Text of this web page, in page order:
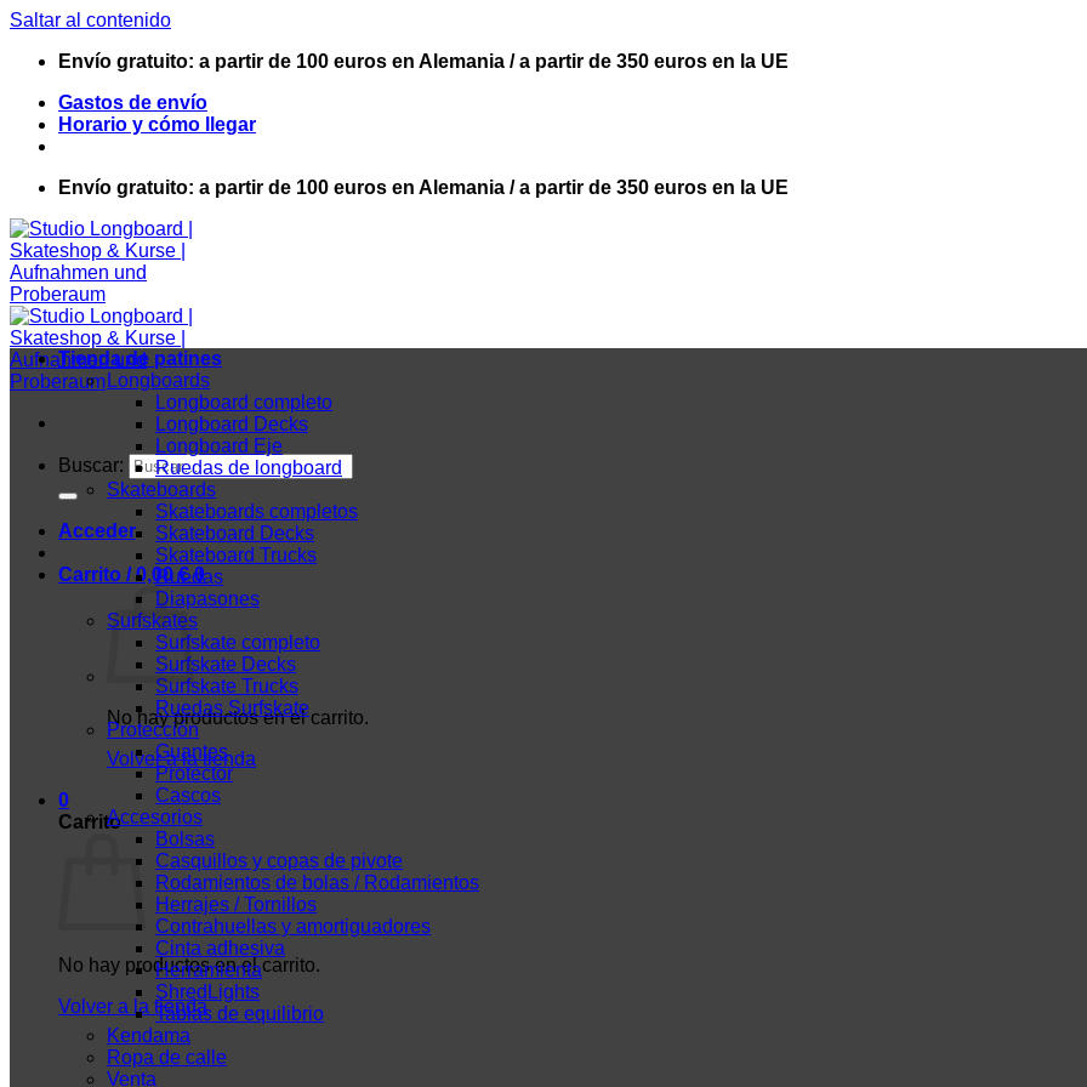
Saltar al contenido
Envío gratuito: a partir de 100 euros en Alemania / a partir de 350 euros en la UE
Gastos de envío
Horario y cómo llegar
Envío gratuito: a partir de 100 euros en Alemania / a partir de 350 euros en la UE
Buscar:
Acceder
Carrito /0,00€ 0
No hay productos en el carrito.
Volver a la tienda
0
Carrito
No hay productos en el carrito.
Volver a la tienda
Tienda de patines
Longboards
Longboard completo
Longboard Decks
Longboard Eje
Ruedas de longboard
Skateboards
Skateboards completos
Skateboard Decks
Skateboard Trucks
Ruedas
Diapasones
Surfskates
Surfskate completo
Surfskate Decks
Surfskate Trucks
Ruedas Surfskate
Protección
Guantes
Protector
Cascos
Accesorios
Bolsas
Casquillos y copas de pivote
Rodamientos de bolas / Rodamientos
Herrajes / Tornillos
Contrahuellas y amortiguadores
Cinta adhesiva
Herramienta
ShredLights
Tablas de equilibrio
Kendama
Ropa de calle
Venta